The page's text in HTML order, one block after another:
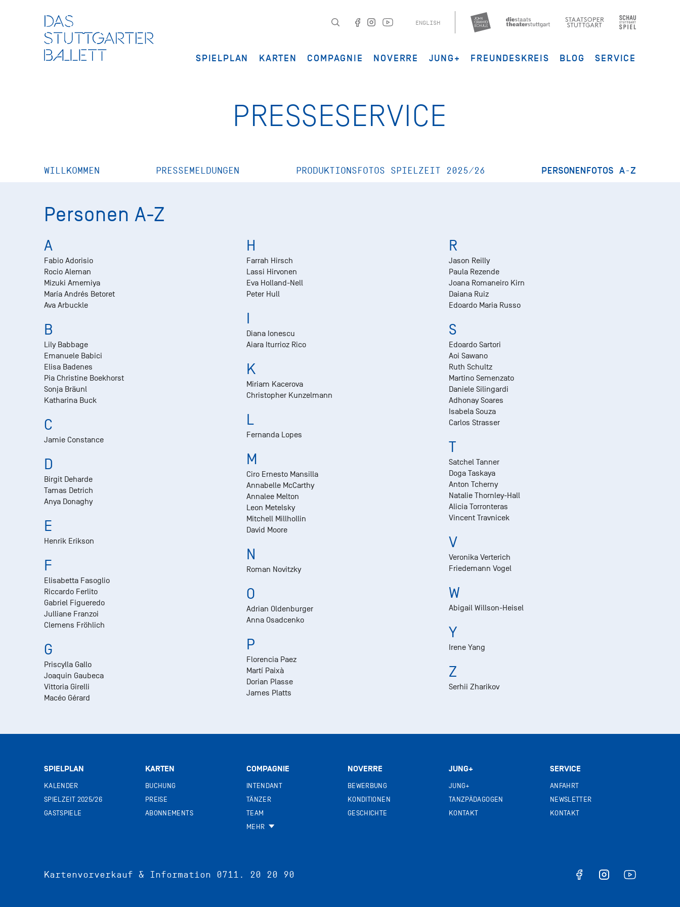
ENGLISH
SPIELPLAN KARTEN COMPAGNIE NOVERRE JUNG+ FREUNDESKREIS BLOG SERVICE
PRESSESERVICE
WILLKOMMEN PRESSEMELDUNGEN PRODUKTIONSFOTOS SPIELZEIT 2025/26 PERSONENFOTOS A-Z
Personen A-Z
A
Fabio Adorisio
Rocio Aleman
Mizuki Amemiya
María Andrés Betoret
Ava Arbuckle
B
Lily Babbage
Emanuele Babici
Elisa Badenes
Pia Christine Boekhorst
Sonja Bräunl
Katharina Buck
C
Jamie Constance
D
Birgit Deharde
Tamas Detrich
Anya Donaghy
E
Henrik Erikson
F
Elisabetta Fasoglio
Riccardo Ferlito
Gabriel Figueredo
Julliane Franzoi
Clemens Fröhlich
G
Priscylla Gallo
Joaquin Gaubeca
Vittoria Girelli
Macéo Gérard
H
Farrah Hirsch
Lassi Hirvonen
Eva Holland-Nell
Peter Hull
I
Diana Ionescu
Aiara Iturrioz Rico
K
Miriam Kacerova
Christopher Kunzelmann
L
Fernanda Lopes
M
Ciro Ernesto Mansilla
Annabelle McCarthy
Annalee Melton
Leon Metelsky
Mitchell Millhollin
David Moore
N
Roman Novitzky
O
Adrian Oldenburger
Anna Osadcenko
P
Florencia Paez
Martí Paixà
Dorian Plasse
James Platts
R
Jason Reilly
Paula Rezende
Joana Romaneiro Kirn
Daiana Ruiz
Edoardo Maria Russo
S
Edoardo Sartori
Aoi Sawano
Ruth Schultz
Martino Semenzato
Daniele Silingardi
Adhonay Soares
Isabela Souza
Carlos Strasser
T
Satchel Tanner
Doga Taskaya
Anton Tcherny
Natalie Thornley-Hall
Alicia Torronteras
Vincent Travnicek
V
Veronika Verterich
Friedemann Vogel
W
Abigail Willson-Heisel
Y
Irene Yang
Z
Serhii Zharikov
SPIELPLAN
KALENDER
SPIELZEIT 2025/26
GASTSPIELE
KARTEN
BUCHUNG
PREISE
ABONNEMENTS
COMPAGNIE
INTENDANT
TÄNZER
TEAM
MEHR
NOVERRE
BEWERBUNG
KONDITIONEN
GESCHICHTE
JUNG+
JUNG+
TANZPÄDAGOGEN
KONTAKT
SERVICE
ANFAHRT
NEWSLETTER
KONTAKT
Kartenvorverkauf & Information 0711. 20 20 90